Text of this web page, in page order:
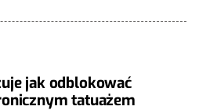
jak odblokować
tatuażem